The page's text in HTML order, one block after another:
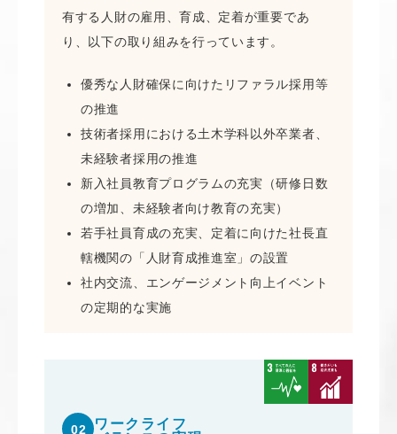
有する人財の雇用、育成、定着が重要であ
り、以下の取り組みを行っています。
優秀な人財確保に向けたリファラル採用等
の推進
技術者採用における土木学科以外卒業者、
未経験者採用の推進
新入社員教育プログラムの充実（研修日数
の増加、未経験者向け教育の充実）
若手社員育成の充実、定着に向けた社長直
轄機関の「人財育成推進室」の設置
社内交流、エンゲージメント向上イベント
の定期的な実施
02
ワークライフ